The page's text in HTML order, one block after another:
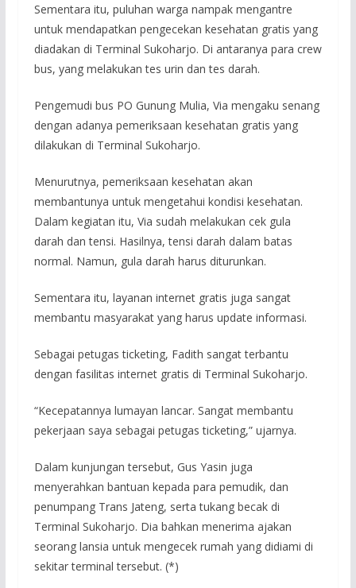
Sementara itu, puluhan warga nampak mengantre
untuk mendapatkan pengecekan kesehatan gratis yang
diadakan di Terminal Sukoharjo. Di antaranya para crew
bus, yang melakukan tes urin dan tes darah.
Pengemudi bus PO Gunung Mulia, Via mengaku senang
dengan adanya pemeriksaan kesehatan gratis yang
dilakukan di Terminal Sukoharjo.
Menurutnya, pemeriksaan kesehatan akan
membantunya untuk mengetahui kondisi kesehatan.
Dalam kegiatan itu, Via sudah melakukan cek gula
darah dan tensi. Hasilnya, tensi darah dalam batas
normal. Namun, gula darah harus diturunkan.
Sementara itu, layanan internet gratis juga sangat
membantu masyarakat yang harus update informasi.
Sebagai petugas ticketing, Fadith sangat terbantu
dengan fasilitas internet gratis di Terminal Sukoharjo.
“Kecepatannya lumayan lancar. Sangat membantu
pekerjaan saya sebagai petugas ticketing,” ujarnya.
Dalam kunjungan tersebut, Gus Yasin juga
menyerahkan bantuan kepada para pemudik, dan
penumpang Trans Jateng, serta tukang becak di
Terminal Sukoharjo. Dia bahkan menerima ajakan
seorang lansia untuk mengecek rumah yang didiami di
sekitar terminal tersebut. (*)